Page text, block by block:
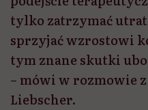
tylko zatrzymać
sprzyjać wzrostowi
tym znane skutki
– mówi w rozmowie
Liebscher.